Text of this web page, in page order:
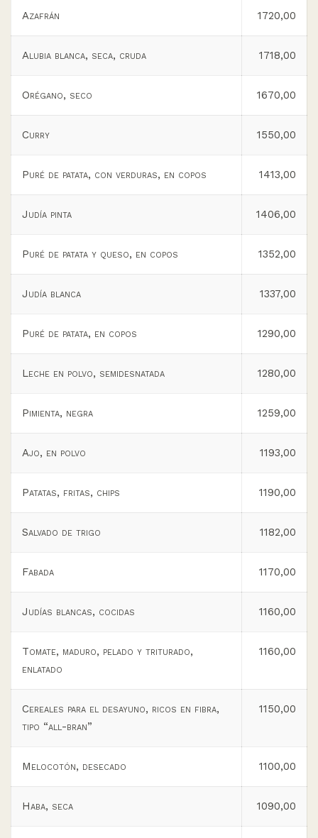
Azafrán 1720,00
Alubia blanca, seca, cruda 1718,00
Orégano, seco 1670,00
Curry 1550,00
Puré de patata, con verduras, en copos 1413,00
Judía pinta 1406,00
Puré de patata y queso, en copos 1352,00
Judía blanca 1337,00
Puré de patata, en copos 1290,00
Leche en polvo, semidesnatada 1280,00
Pimienta, negra 1259,00
Ajo, en polvo 1193,00
Patatas, fritas, chips 1190,00
Salvado de trigo 1182,00
Fabada 1170,00
Judías blancas, cocidas 1160,00
Tomate, maduro, pelado y triturado,
enlatado
1160,00
Cereales para el desayuno, ricos en fibra,
tipo “all-bran”
1150,00
Melocotón, desecado 1100,00
Haba, seca 1090,00